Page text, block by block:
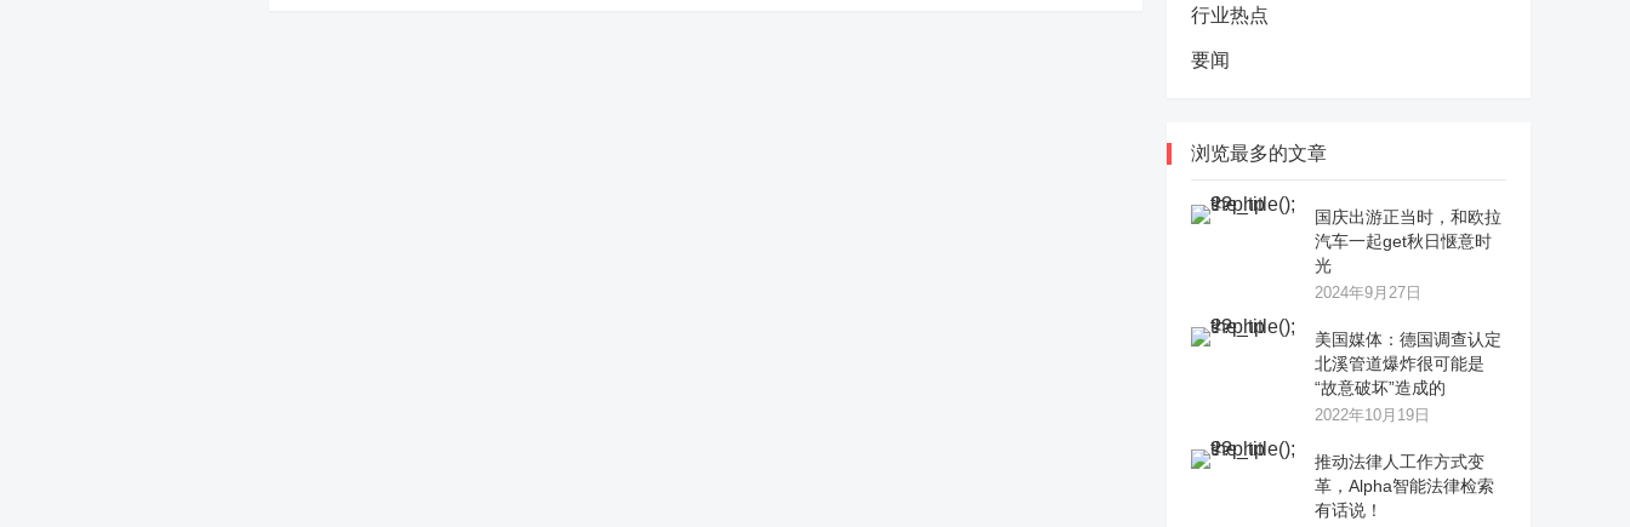
行业热点
要闻
浏览最多的文章
国庆出游正当时，和欧拉
汽车一起get秋日惬意时
光
2024年9月27日
美国媒体：德国调查认定
北溪管道爆炸很可能是
“故意破坏”造成的
2022年10月19日
推动法律人工作方式变
革，Alpha智能法律检索
有话说！